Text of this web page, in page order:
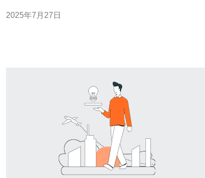
响。 2. 普通VPS与高防VPS有什么区别？ 普通VPS主要
2025年7月27日